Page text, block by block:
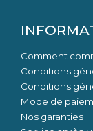
Comment
Conditions
Conditions
Mode de
Nos garanties